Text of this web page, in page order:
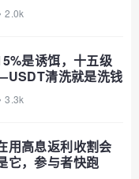
2.0k
是诱饵，十五级
清洗就是洗钱
紧撤
3.3k
用高息返利收割会
它，参与者快跑